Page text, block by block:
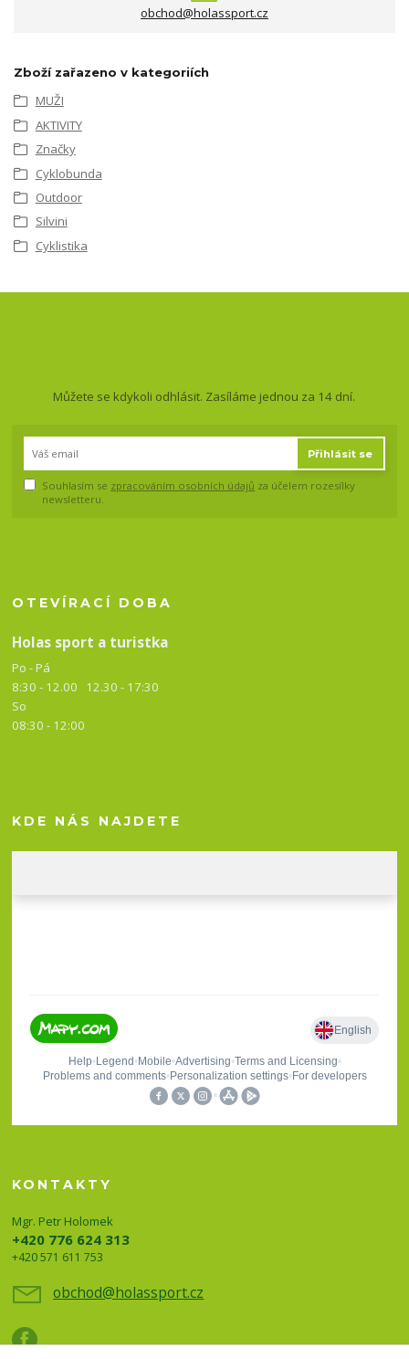
obchod@holassport.cz
Zboží zařazeno v kategoriích
MUŽI
AKTIVITY
Značky
Cyklobunda
Outdoor
Silvini
Cyklistika
Můžete se kdykoli odhlásit. Zasíláme jednou za 14 dní.
Přihlásit se
Souhlasím se zpracováním osobních údajů za účelem rozesílky
newsletteru.
OTEVÍRACÍ DOBA
Holas sport a turistka
Po - Pá
8:30 - 12.00 12.30 - 17:30
So
08:30 - 12:00
KDE NÁS NAJDETE
KONTAKTY
Mgr. Petr Holomek
+420 776 624 313
+420 571 611 753
obchod@holassport.cz